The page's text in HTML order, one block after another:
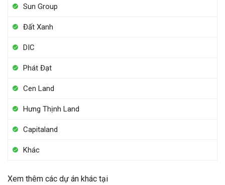
Sun Group
Đất Xanh
DIC
Phát Đạt
Cen Land
Hưng Thịnh Land
Capitaland
Khác
Xem thêm các dự án khác tại